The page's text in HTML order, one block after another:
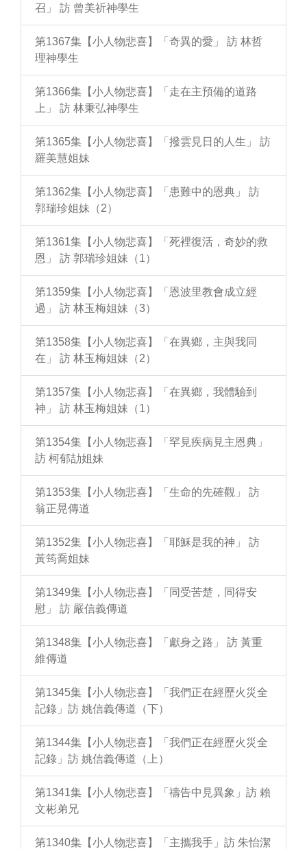
召」 訪 曾美祈神學生
第1367集【小人物悲喜】「奇異的愛」 訪 林哲
理神學生
第1366集【小人物悲喜】「走在主預備的道路
上」 訪 林秉弘神學生
第1365集【小人物悲喜】「撥雲見日的人生」 訪
羅美慧姐妹
第1362集【小人物悲喜】「患難中的恩典」 訪
郭瑞珍姐妹（2）
第1361集【小人物悲喜】「死裡復活，奇妙的救
恩」 訪 郭瑞珍姐妹（1）
第1359集【小人物悲喜】「恩波里教會成立經
過」 訪 林玉梅姐妹（3）
第1358集【小人物悲喜】「在異鄉，主與我同
在」 訪 林玉梅姐妹（2）
第1357集【小人物悲喜】「在異鄉，我體驗到
神」 訪 林玉梅姐妹（1）
第1354集【小人物悲喜】「罕見疾病見主恩典」
訪 柯郁劼姐妹
第1353集【小人物悲喜】「生命的先確觀」 訪
翁正晃傳道
第1352集【小人物悲喜】「耶穌是我的神」 訪
黃筠喬姐妹
第1349集【小人物悲喜】「同受苦楚，同得安
慰」 訪 嚴信義傳道
第1348集【小人物悲喜】「獻身之路」 訪 黃重
維傳道
第1345集【小人物悲喜】「我們正在經歷火災全
記錄」訪 姚信義傳道（下）
第1344集【小人物悲喜】「我們正在經歷火災全
記錄」訪 姚信義傳道（上）
第1341集【小人物悲喜】「禱告中見異象」訪 賴
文彬弟兄
第1340集【小人物悲喜】「主攜我手」訪 朱怡潔